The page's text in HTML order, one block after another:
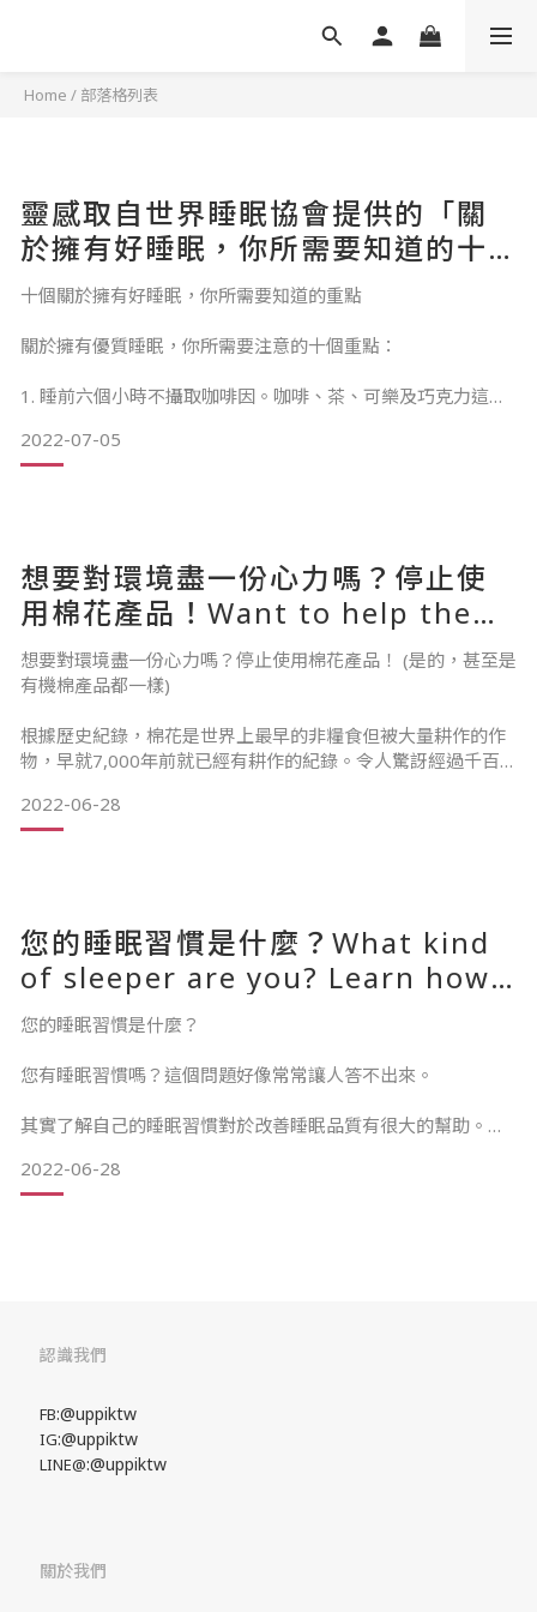
Home / 部落格列表
靈感取自世界睡眠協會提供的「關
於擁有好睡眠，你所需要知道的十
個重點」10 Tips that will help
you sleep better
十個關於擁有好睡眠，你所需要知道的重點
關於擁有優質睡眠，你所需要注意的十個重點：
1. 睡前六個小時不攝取咖啡因。咖啡、茶、可樂及巧克力這些
2. 睡前四個小時不要吃重口味、辛辣或含糖的食物，不過吃點
超過45分鐘，如果您晚上無法入眠，白天也盡量不要睡覺。
4. 使用舒適、乾淨的寢具，並確保寢具符合您的睡眠姿勢，想
了解更多關於不同睡眠習慣及姿勢的訊息，請點擊此篇文章。
5.
2022-07-05
想要對環境盡一份心力嗎？停止使
用棉花產品！Want to help the
environment? Stop buying
cotton (Yes, even organic
cotton)
想要對環境盡一份心力嗎？停止使用棉花產品！ (是的，甚至是
有機棉產品都一樣)
根據歷史紀錄，棉花是世界上最早的非糧食但被大量耕作的作
物，早就7,000年前就已經有耕作的紀錄。令人驚訝經過千百
用的材質。讓人更驚訝的是，很多紡織替代品往往比棉花本身
更具吸收性、透氣性、低過敏性。
1. 無處不在的農藥 棉花對許多昆蟲來說是優質的食物來源-這
也是為什麼
2022-06-28
您的睡眠習慣是什麼？What kind
of sleeper are you? Learn how
to improve your sleep
您的睡眠習慣是什麼？
您有睡眠習慣嗎？這個問題好像常常讓人答不出來。
其實了解自己的睡眠習慣對於改善睡眠品質有很大的幫助。
如何改善您的睡眠品質： 更認識自己-知識就是力量，覺知可
以帶來更多力量。為了要有更好的睡眠品質，您必須了解自己
是否乾淨通風良好？溫度是否適中？ 您在床上使用手機、平板
2022-06-28
認識我們
FB:@uppiktw
IG:@uppiktw
LINE@:@uppiktw
關於我們